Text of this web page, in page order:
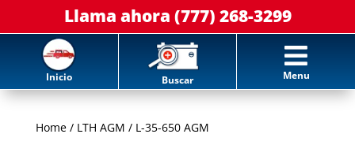
Llama ahora (777) 268-3299
Inicio Buscar

Menu
Home/ LTH AGM / L-35-650 AGM